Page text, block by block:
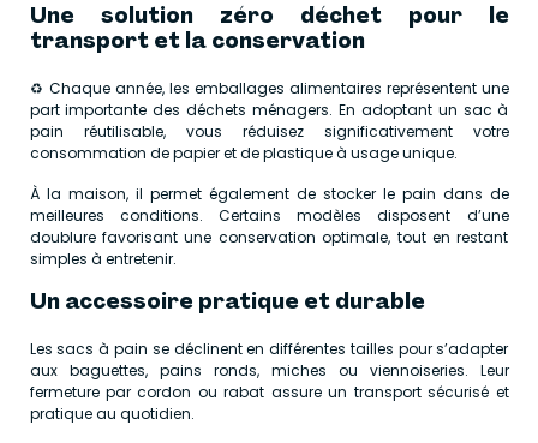
Une solution zéro déchet pour le
transport et la conservation
♻️ Chaque année, les emballages alimentaires représentent une
part importante des déchets ménagers. En adoptant un sac à
pain réutilisable, vous réduisez significativement votre
consommation de papier et de plastique à usage unique.
À la maison, il permet également de stocker le pain dans de
meilleures conditions. Certains modèles disposent d’une
doublure favorisant une conservation optimale, tout en restant
simples à entretenir.
Un accessoire pratique et durable
Les sacs à pain se déclinent en différentes tailles pour s’adapter
aux baguettes, pains ronds, miches ou viennoiseries. Leur
fermeture par cordon ou rabat assure un transport sécurisé et
pratique au quotidien.